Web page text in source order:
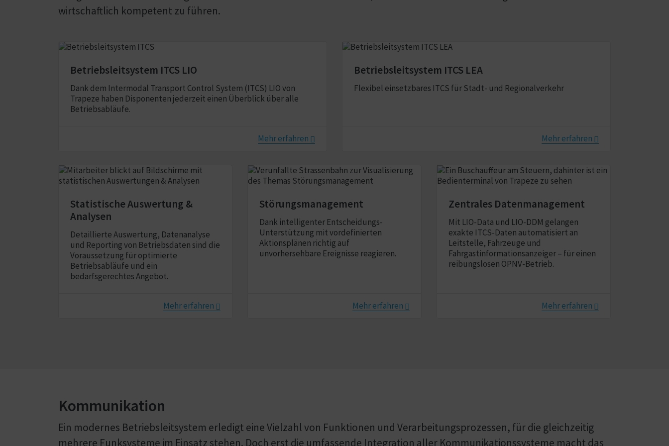
wirtschaftlich kompetent zu führen.
Betriebsleitsystem ITCS LIO
Dank dem Intermodal Transport Control System (ITCS) LIO von
Trapeze haben Disponenten jederzeit einen Überblick über alle
Betriebsabläufe.
Mehr erfahren
Betriebsleitsystem ITCS LEA
Flexibel einsetzbares ITCS für Stadt- und Regionalverkehr
Mehr erfahren
Statistische Auswertung &
Analysen
Detaillierte Auswertung, Datenanalyse
und Reporting von Betriebsdaten sind die
Voraussetzung für optimierte
Betriebsabläufe und ein
bedarfsgerechtes Angebot.
Mehr erfahren
Störungsmanagement
Dank intelligenter Entscheidungs-
Unterstützung mit vordefinierten
Aktionsplänen richtig auf
unvorhersehbare Ereignisse reagieren.
Mehr erfahren
Zentrales Datenmanagement
Mit LIO-Data und LIO-DDM gelangen
exakte ITCS-Daten automatisiert an
Leitstelle, Fahrzeuge und
Fahrgastinformationsanzeiger – für einen
reibungslosen ÖPNV-Betrieb.
Mehr erfahren
Kommunikation
Ein modernes Betriebsleitsystem erledigt eine Vielzahl von Funktionen und Verar­bei­tungs­prozessen, für die gleichzeitig
mehrere Funk­systeme im Einsatz stehen. Doch erst die um­fas­sende Integration aller Kom­muni­ka­tions­systeme macht das